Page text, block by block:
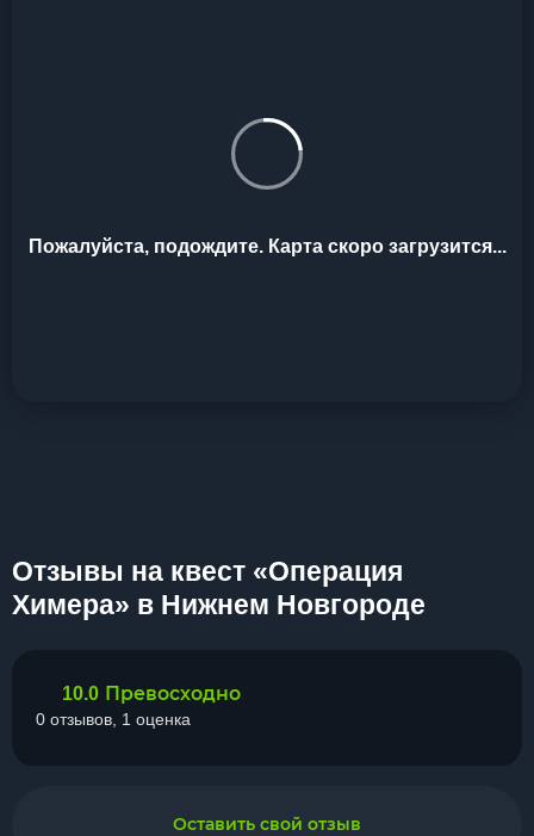
Пожалуйста, подождите. Карта скоро загрузится...
Отзывы на квест «Операция
Химера» в Нижнем Новгороде
10.0 Превосходно
0 отзывов, 1 оценка
Оставить свой отзыв